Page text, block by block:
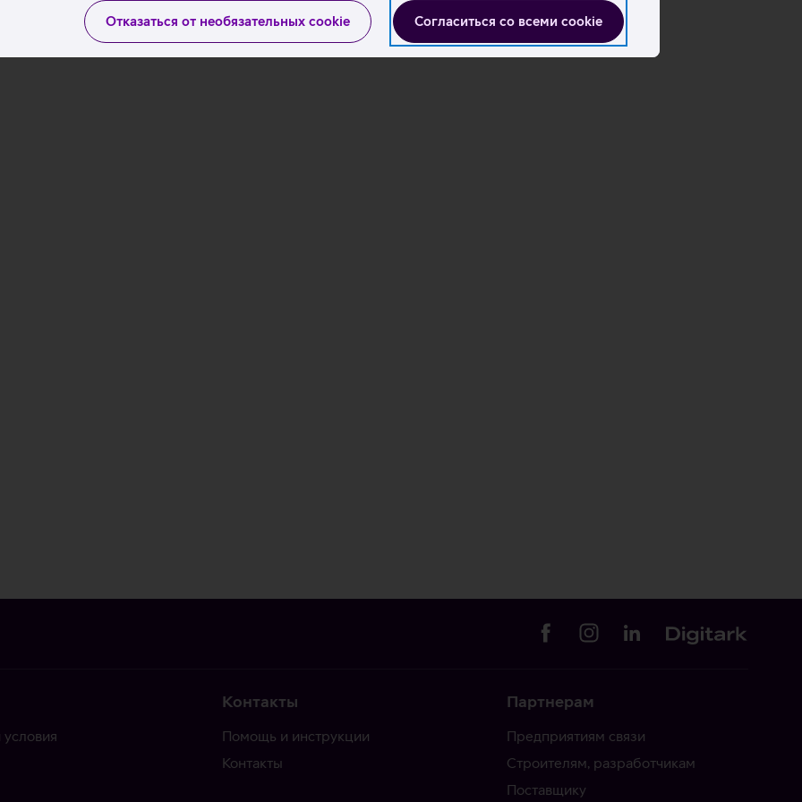
Согласиться со всеми cookie
Отказаться от необязательных cookie
Контакты
Помощь и инструкции
Контакты
Партнерам
Предприятиям связи
Строителям, разработчикам
Поставщику